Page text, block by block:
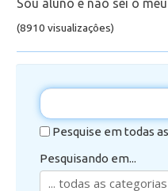
Secretaria de
Biblioteca
Wifi
(8910 visualizaçôes)
Pesquise em todas
Pesquisando em...